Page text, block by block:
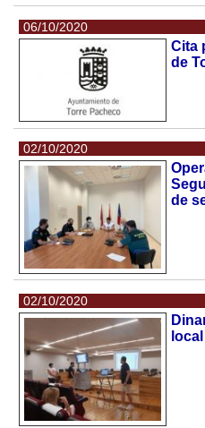
06/10/2020
Cita
de
02/10/2020
de
02/10/2020